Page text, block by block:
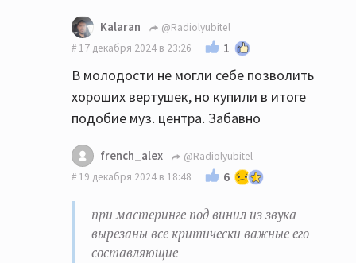
Kalaran
@Radiolyubitel
17 декабря 2024 в 23:26
1
В молодости не могли себе позволить
хороших вертушек, но купили в итоге
подобие муз. центра. Забавно
french_alex
@Radiolyubitel
19 декабря 2024 в 18:48
6
при мастеринге под винил из звука
вырезаны все критически важные его
составляющие